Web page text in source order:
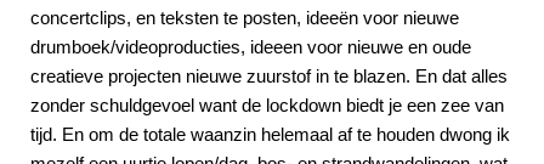
concertclips, en teksten te posten, ideeën voor nieuwe
drumboek/videoproducties, ideeen voor nieuwe en oude
creatieve projecten nieuwe zuurstof in te blazen. En dat alles
zonder schuldgevoel want de lockdown biedt je een zee van
tijd. En om de totale waanzin helemaal af te houden dwong ik